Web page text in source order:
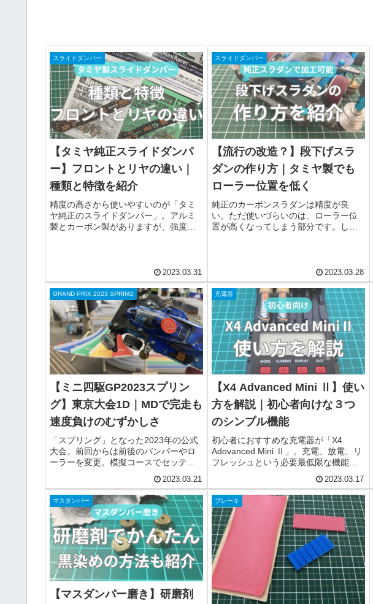
スライドダンパー
【タミヤ純正スライドダンパ
ー】フロントとリヤの違い｜
種類と特徴を紹介
精度の高さから使いやすいのが「タミ
ヤ純正のスライドダンパー」。アルミ
製とカーボン製がありますが、強度や
た作りになっているのが特徴です。
2023.03.31
スライドダンパー
【流行の改造？】段下げスラ
ダンの作り方｜タミヤ製でも
ローラー位置を低く
純正のカーボンスラダンは精度が良
い。ただ使いづらいのは、ローラー位
置が高くなってしまう部分です。しか
加工のハードルも下がってきます。
2023.03.28
GRAND PRIX 2023 SPRING
【ミニ四駆GP2023スプリン
グ】東京大会1D｜MDで完走も
速度負けのむずかしさ
「スプリング」となった2023年の公式
大会。前回からは前後のバンパーやロ
ーラーを変更。模擬コースでセッティ
状態でした。しかし当日のレースを見
る中で、ほんの少しのセッティング調
整。結果この変更が敗因となってしま
いました。
2023.03.21
充電器
【X4 Advanced Mini Ⅱ】使い
方を解説｜初心者向けな３つ
のシンプル機能
初心者におすすめな充電器が「X4
Adovanced Mini Ⅱ」。充電、放電、リ
フレッシュという必要最低限な機能だ
やすい。物足りなさや電池の熱などの
使いづらい部分はありますが、誰にで
も扱いやすい充電器です。
2023.03.17
マスダンパー
【マスダンパー磨き】研磨剤
ブレーキ